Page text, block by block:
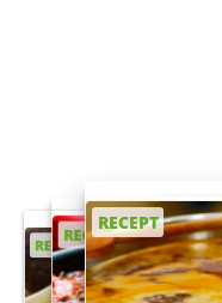
RECEPT
RECEPT
RECEPT
RECEPT